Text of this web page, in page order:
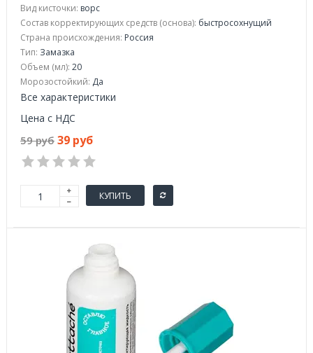
Вид кисточки: ворс
Состав корректирующих средств (основа): быстросохнущий
Страна происхождения: Россия
Тип: Замазка
Объем (мл): 20
Морозостойкий: Да
Все характеристики
Цена с НДС
59 руб 39 руб
КУПИТЬ